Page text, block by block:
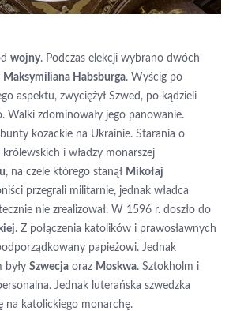
wojny. Podczas elekcji wybrano dwóch
Maksymiliana Habsburga. Wyścig po
aspektu, zwyciężył Szwed, po kądzieli
Walki zdominowały jego panowanie.
bunty kozackie na Ukrainie. Starania o
i władzy monarszej
, na czele którego stanął Mikołaj
przegrali militarnie, jednak władca
nie zrealizował. W 1596 r. doszło do
. Z połączenia katolików i prawosławnych
papieżowi. Jednak
były Szwecja oraz Moskwa. Sztokholm i
Jednak luterańska szwedzka
na katolickiego monarchę.